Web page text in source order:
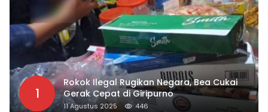
1
Rokok Ilegal Rugikan Negara, Bea Cukai
Gerak Cepat di Giripurno
11 Agustus 2025 446